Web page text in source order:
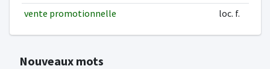
vente promotionnelle
loc. f.
Nouveaux mots